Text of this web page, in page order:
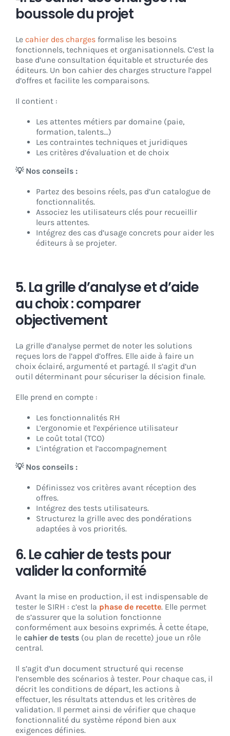
boussole du projet
Le cahier des charges formalise les besoins
fonctionnels, techniques et organisationnels. C’est la
base d’une consultation équitable et structurée des
éditeurs. Un bon cahier des charges structure l’appel
d’offres et facilite les comparaisons.
Il contient :
Les attentes métiers par domaine (paie,
formation, talents…)
Les contraintes techniques et juridiques
Les critères d’évaluation et de choix
💡 Nos conseils :
Partez des besoins réels, pas d’un catalogue de
fonctionnalités.
Associez les utilisateurs clés pour recueillir
leurs attentes.
Intégrez des cas d’usage concrets pour aider les
éditeurs à se projeter.
5. La grille d’analyse et d’aide
au choix : comparer
objectivement
La grille d’analyse permet de noter les solutions
reçues lors de l’appel d’offres. Elle aide à faire un
choix éclairé, argumenté et partagé. Il s’agit d’un
outil déterminant pour sécuriser la décision finale.
Elle prend en compte :
Les fonctionnalités RH
L’ergonomie et l’expérience utilisateur
Le coût total (TCO)
L’intégration et l’accompagnement
💡 Nos conseils :
Définissez vos critères avant réception des
offres.
Intégrez des tests utilisateurs.
Structurez la grille avec des pondérations
adaptées à vos priorités.
6. Le cahier de tests pour
valider la conformité
Avant la mise en production, il est indispensable de
tester le SIRH : c’est la phase de recette. Elle permet
de s’assurer que la solution fonctionne
conformément aux besoins exprimés. À cette étape,
le cahier de tests (ou plan de recette) joue un rôle
central.
Il s’agit d’un document structuré qui recense
l’ensemble des scénarios à tester. Pour chaque cas, il
décrit les conditions de départ, les actions à
effectuer, les résultats attendus et les critères de
validation. Il permet ainsi de vérifier que chaque
fonctionnalité du système répond bien aux
exigences définies.